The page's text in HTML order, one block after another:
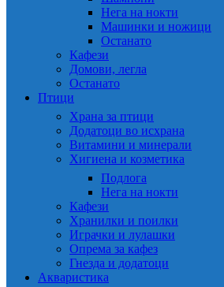
Нега на нокти
Машинки и ножици
Останато
Кафези
Домови, легла
Останато
Птици
Храна за птици
Додатоци во исхрана
Витамини и минерали
Хигиена и козметика
Подлога
Нега на нокти
Кафези
Хранилки и поилки
Играчки и лулашки
Опрема за кафез
Гнезда и додатоци
Акваристика